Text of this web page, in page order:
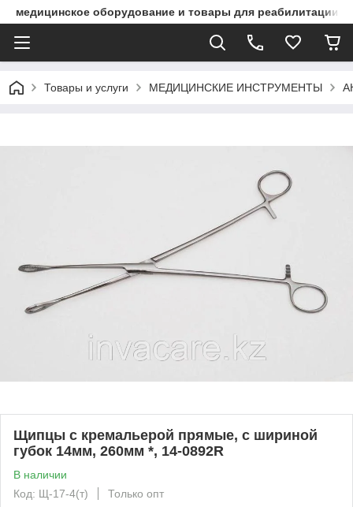
медицинское оборудование и товары для реабилитации
Товары и услуги МЕДИЦИНСКИЕ ИНСТРУМЕНТЫ
Щипцы с кремальерой прямые, с шириной
губок 14мм, 260мм *, 14-0892R
В наличии
Код: Щ-17-4(т)
Только опт